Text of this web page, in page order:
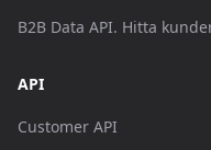
B2B Data API. Hitta
API
Customer API